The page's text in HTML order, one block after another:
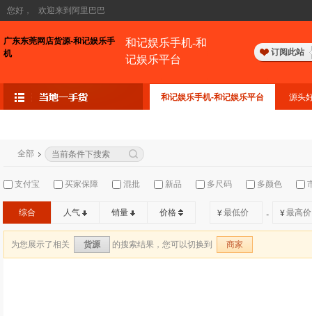
您好， 欢迎来到阿里巴巴
广东东莞网店货源-和记娱乐手
机
和记娱乐手机-和
记娱乐平台
订阅此站
和记娱乐手机-和记娱乐平台 源头
全部
支付宝 买家保障 混批 新品 多尺码 多颜色
综合 人气 销量 价格 ¥ - ¥
为您展示了相关 货源 的搜索结果，您可以切换到 商家